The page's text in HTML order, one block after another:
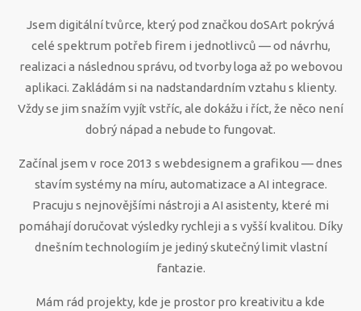
Jsem digitální tvůrce, který pod značkou doSArt pokrývá
celé spektrum potřeb firem i jednotlivců — od návrhu,
realizaci a následnou správu, od tvorby loga až po webovou
aplikaci. Zakládám si na nadstandardním vztahu s klienty.
Vždy se jim snažím vyjít vstříc, ale dokážu i říct, že něco není
dobrý nápad a nebude to fungovat.
Začínal jsem v roce 2013 s webdesignem a grafikou — dnes
stavím systémy na míru, automatizace a AI integrace.
Pracuju s nejnovějšími nástroji a AI asistenty, které mi
pomáhají doručovat výsledky rychleji a s vyšší kvalitou. Díky
dnešním technologiím je jediný skutečný limit vlastní
fantazie.
Mám rád projekty, kde je prostor pro kreativitu a kde